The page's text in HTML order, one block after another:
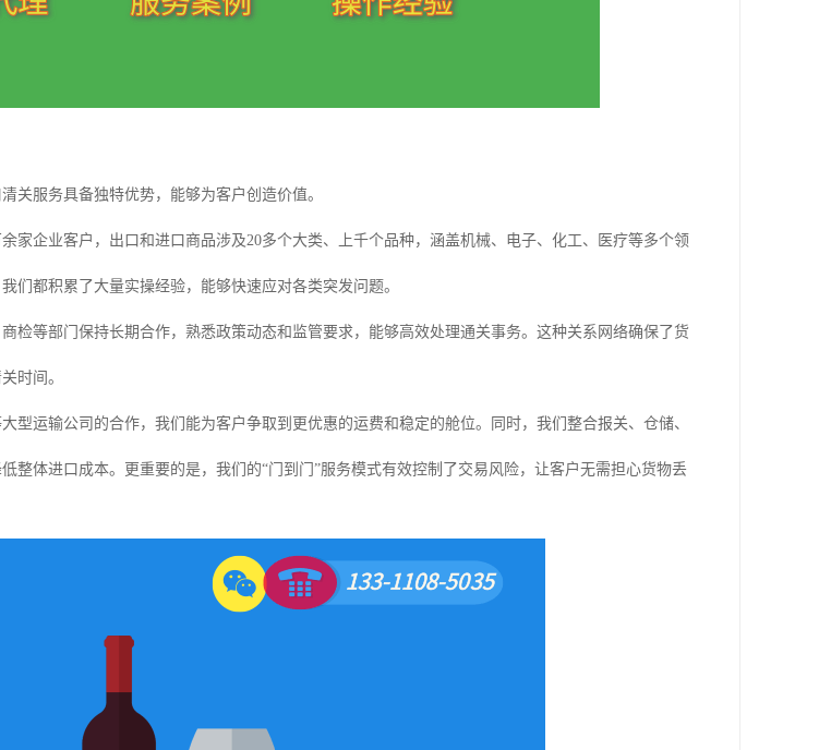
关服务具备独特优势，能够为客户创造价值。
家企业客户，出口和进口商品涉及20多个大类、上千个品种，涵盖机械、电子、化工、医疗等多个领
们都积累了大量实操经验，能够快速应对各类突发问题。
检等部门保持长期合作，熟悉政策动态和监管要求，能够高效处理通关事务。这种关系网络确保了货
时间。
型运输公司的合作，我们能为客户争取到更优惠的运费和稳定的舱位。同时，我们整合报关、仓储、
整体进口成本。更重要的是，我们的“门到门”服务模式有效控制了交易风险，让客户无需担心货物丢